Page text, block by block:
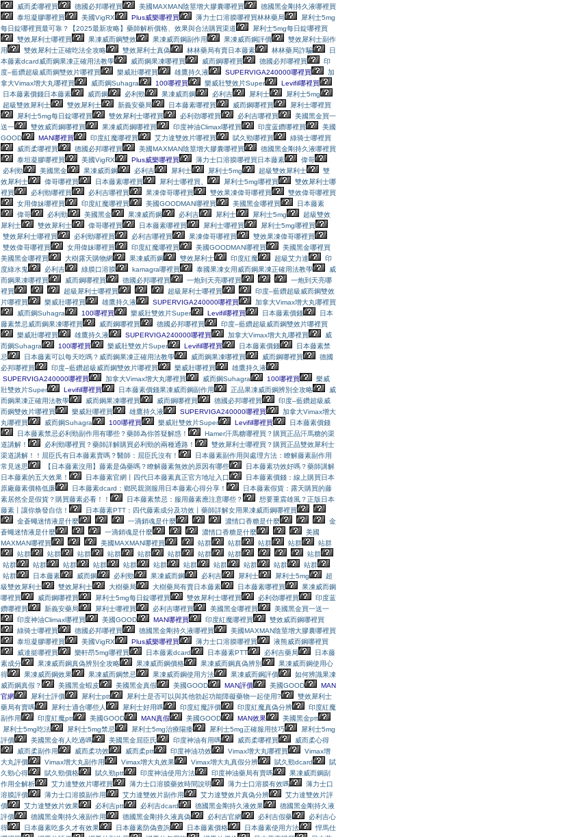
威而柔哪裡買
德國必邦哪裡買 美國MAXMAN陰莖增大膠囊哪裡買
德國黑金剛持久液哪裡買
泰坦凝膠哪裡買
美國VigRX Plus威樂哪裡買 薄力士口溶膜哪裡買林林藥局
犀利士5mg
每日錠哪裡買最可靠？【2025最新攻略】藥師解析價格、效果與合法購買渠道
犀利士5mg每日錠哪裡買
雙效犀利士哪裡買
果凍威而鋼雙效 果凍威而鋼副作用 果凍威而鋼評價
雙效犀利士副作
用
雙效犀利士正確吃法全攻略 雙效犀利士真偽 林林藥局有賣日本藤素 林林藥局詐騙
日
本藤素dcard威而鋼果凍正確用法教學 威而鋼果凍哪裡買 威而鋼哪裡買 德國必邦哪裡買
印
度–藍鑽超級威而鋼雙效片哪裡買
樂威壯哪裡買 雄鷹持久液 SUPERVIGA240000哪裡買
加
拿大Vimax增大丸哪裡買
威而鋼Suhagra 100哪裡買 樂威壯雙效片Super
Levifil哪裡買
日本藤素價錢日本藤素 威而鋼 必利勁 果凍威而鋼 必利吉 犀利士
犀利士5mg
超級雙效犀利士
雙效犀利士 新義安藥局 日本藤素哪裡買 威而鋼哪裡買
犀利士哪裡買
犀利士5mg每日錠哪裡買
雙效犀利士哪裡買 必利劲哪裡買 必利吉哪裡買
美國黑金買一
送一
雙效威而鋼哪裡買 果凍威而鋼哪裡買 印度神油Climax哪裡買 印度蓝鑽哪裡買
美國
GOOD
MAN哪裡買 印度紅魔哪裡買 艾力達雙效片哪裡買 賦久勁哪裡買
綠骑士哪裡買
威而柔哪裡買
德國必邦哪裡買 美國MAXMAN陰莖增大膠囊哪裡買
德國黑金剛持久液哪裡買
泰坦凝膠哪裡買
美國VigRX Plus威樂哪裡買 薄力士口溶膜哪裡買日本藤素
偉哥
必利勁
美國黑金 果凍威而鋼 必利吉 犀利士 犀利士5mg 超級雙效犀利士
雙
效犀利士
偉哥哪裡買 日本藤素哪裡買 犀利士哪裡買 犀利士5mg哪裡買
雙效犀利士哪
裡買
必利勁哪裡買 必利吉哪裡買 果凍偉哥哪裡買 雙效果凍偉哥哪裡買
雙效偉哥哪裡買
女用偉妹哪裡買
印度紅魔哪裡買 美國GOODMAN哪裡買 美國黑金哪裡買
日本藤素
偉哥
必利勁 美國黑金 果凍威而鋼 必利吉 犀利士 犀利士5mg
超級雙效
犀利士
雙效犀利士 偉哥哪裡買 日本藤素哪裡買 犀利士哪裡買
犀利士5mg哪裡買
雙效犀利士哪裡買
必利勁哪裡買 必利吉哪裡買 果凍偉哥哪裡買
雙效果凍偉哥哪裡買
雙效偉哥哪裡買
女用偉妹哪裡買 印度紅魔哪裡買 美國GOODMAN哪裡買
美國黑金哪裡買
美國黑金哪裡買
大樹露天購物網 果凍威而鋼 雙效犀利士 印度紅魔 超級艾力達
印
度綠水鬼
必利吉 綠膜口溶膜 kamagra哪裡買 泰國果凍女用威而鋼果凍正確用法教學
威
而鋼果凍哪裡買
威而鋼哪裡買 德國必邦哪裡買 一炮到天亮哪裡買
一炮到天亮哪
裡買
超級犀利士哪裡買 超級犀利士哪裡買
印度–藍鑽超級威而鋼雙效
片哪裡買
樂威壯哪裡買 雄鷹持久液 SUPERVIGA240000哪裡買
加拿大Vimax增大丸哪裡買
威而鋼Suhagra
100哪裡買 樂威壯雙效片Super Levifil哪裡買 日本藤素價錢
日本
藤素禁忌威而鋼果凍哪裡買 威而鋼哪裡買 德國必邦哪裡買
印度–藍鑽超級威而鋼雙效片哪裡買
樂威壯哪裡買
雄鷹持久液 SUPERVIGA240000哪裡買 加拿大Vimax增大丸哪裡買
威
而鋼Suhagra
100哪裡買 樂威壯雙效片Super Levifil哪裡買 日本藤素價錢
日本藤素禁
忌
日本藤素可以每天吃嗎？ 威而鋼果凍正確用法教學 威而鋼果凍哪裡買 威而鋼哪裡買
德國
必邦哪裡買
印度–藍鑽超級威而鋼雙效片哪裡買 樂威壯哪裡買
雄鷹持久液
SUPERVIGA240000哪裡買
加拿大Vimax增大丸哪裡買 威而鋼Suhagra 100哪裡買
樂威
壯雙效片Super
Levifil哪裡買 日本藤素價錢果凍威而鋼副作用 正品果凍威而鋼辨別全攻略
威
而鋼果凍正確用法教學
威而鋼果凍哪裡買 威而鋼哪裡買 德國必邦哪裡買
印度–藍鑽超級威
而鋼雙效片哪裡買
樂威壯哪裡買 雄鷹持久液 SUPERVIGA240000哪裡買
加拿大Vimax增大
丸哪裡買
威而鋼Suhagra 100哪裡買 樂威壯雙效片Super Levifil哪裡買
日本藤素價錢
日本藤素禁忌必利勁副作用有哪些？藥師為你答疑解惑！
Hamer汗馬糖哪裡買？購買正品汗馬糖的渠
道講解！
必利勁哪裡買？藥師詳解購買必利勁的兩種通路！
雙效犀利士哪裡買？購買正品雙效犀利士
渠道講解！！ 屈臣氏有日本藤素賣嗎？醫師：屈臣氏沒有！
日本藤素副作用與處理方法：瞭解藤素副作用
常見迷思
【日本藤素沒用】藤素是偽藥嗎？瞭解藤素無效的原因有哪些
日本藤素功效好嗎？藥師講解
日本藤素的五大效果！
日本藤素官網丨四代日本藤素真正官方地址入口
日本藤素價錢：線上購買日本
原廠藤素價格低廉
日本藤素dcard：鄉民親測服用日本藤素心得分享！
日本藤素假貨：露天購買的藤
素居然全是假貨？購買藤素必看！！
日本藤素禁忌：服用藤素應注意哪些？
想要重震雄風？正版日本
藤素丨讓你焕發自信！
日本藤素PTT：四代藤素成分及功效丨藥師詳解女用果凍威而鋼哪裡買
金蒼蠅迷情液是什麼
一滴銷魂是什麼 濃情口香糖是什麼
金
蒼蠅迷情液是什麼
一滴銷魂是什麼 濃情口香糖是什麼
美國
MAXMAN哪裡買
美國MAXMAN哪裡買 站群 站群 站群 站群
站群
站群
站群 站群 站群 站群 站群 站群 站群
站群
站群
站群 站群 站群 站群 站群 站群 站群 站群 站群
站群
站群
日本藤素 威而鋼 必利勁 果凍威而鋼 必利吉 犀利士 犀利士5mg
超
級雙效犀利士
雙效犀利士 大樹藥局 大樹藥局有賣日本藤素 日本藤素哪裡買
果凍威而鋼
哪裡買
威而鋼哪裡買 犀利士5mg每日錠哪裡買 雙效犀利士哪裡買 必利劲哪裡買
印度蓝
鑽哪裡買
新義安藥局 犀利士哪裡買 必利吉哪裡買 美國黑金哪裡買
美國黑金買一送一
印度神油Climax哪裡買
美國GOOD MAN哪裡買 印度紅魔哪裡買
雙效威而鋼哪裡買
綠骑士哪裡買
德國必邦哪裡買 德國黑金剛持久液哪裡買
美國MAXMAN陰莖增大膠囊哪裡買
泰坦凝膠哪裡買
美國VigRX Plus威樂哪裡買 薄力士口溶膜哪裡買
液熊威而鋼哪裡買
威達挺哪裡買
樂軒昂5mg哪裡買 日本藤素dcard 日本藤素PTT 必利吉藥局
日本藤
素成分
果凍威而鋼真偽辨別全攻略 果凍威而鋼價格 果凍威而鋼真偽辨別
果凍威而鋼使用心
得
果凍威而鋼效果 果凍威而鋼禁忌 果凍威而鋼使用方法 果凍威而鋼評價
如何辨識果凍
威而鋼真假？
美國黑金蝦皮 美國黑金真假 美國GOOD MAN評價 美國GOOD
MAN
官網
犀利士評價 犀利士ptt 犀利士是否可以與其他勃起功能障礙藥物一起使用?
雙效犀利士
藥局有賣嗎
犀利士適合哪些人 犀利士好用嗎 印度紅魔評價 印度紅魔真偽分辨
印度紅魔
副作用
印度紅魔ptt 美國GOOD MAN真假 美國GOOD MAN效果
美國黑金ptt
犀利士5mg吃法
犀利士5mg禁忌 犀利士5mg治療陽痿 犀利士5mg正確服用技巧
犀利士5mg
評價
美國黑金有人吃過嗎 美國黑金屈臣氏 印度神油有用嗎 威而柔哪裡買
威而柔心得
威而柔副作用
威而柔功效 威而柔ptt 印度神油功效 Vimax增大丸哪裡買
Vimax增
大丸評價
Vimax增大丸副作用 Vimax增大丸效果 Vimax增大丸真假分辨 賦久勁dcard
賦
久勁心得
賦久勁價格 賦久勁ptt 印度神油使用方法 印度神油藥局有賣嗎
果凍威而鋼副
作用全解析
艾力達雙效片哪裡買 薄力士口溶膜藥效時間說明 薄力士口溶膜有效嗎
薄力士口
溶膜評價
薄力士口溶膜副作用 艾力達雙效片副作用 艾力達雙效片真偽分辨
艾力達雙效片評
價
艾力達雙效片效果 必利吉ptt 必利吉dcard 德國黑金剛持久液效果
德國黑金剛持久液
評價
德國黑金剛持久液副作用 德國黑金剛持久液真偽 必利吉官網 必利吉假藥
必利吉心
得
日本藤素吃多久才有效果 日本藤素防偽查詢 日本藤素價格 日本藤素使用方法
悍馬仕